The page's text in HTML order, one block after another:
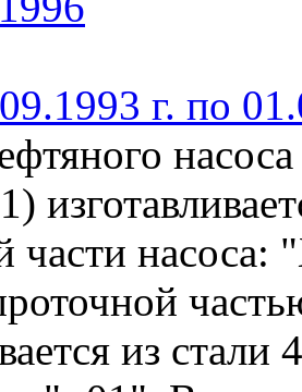
г. по
части насоса:
из